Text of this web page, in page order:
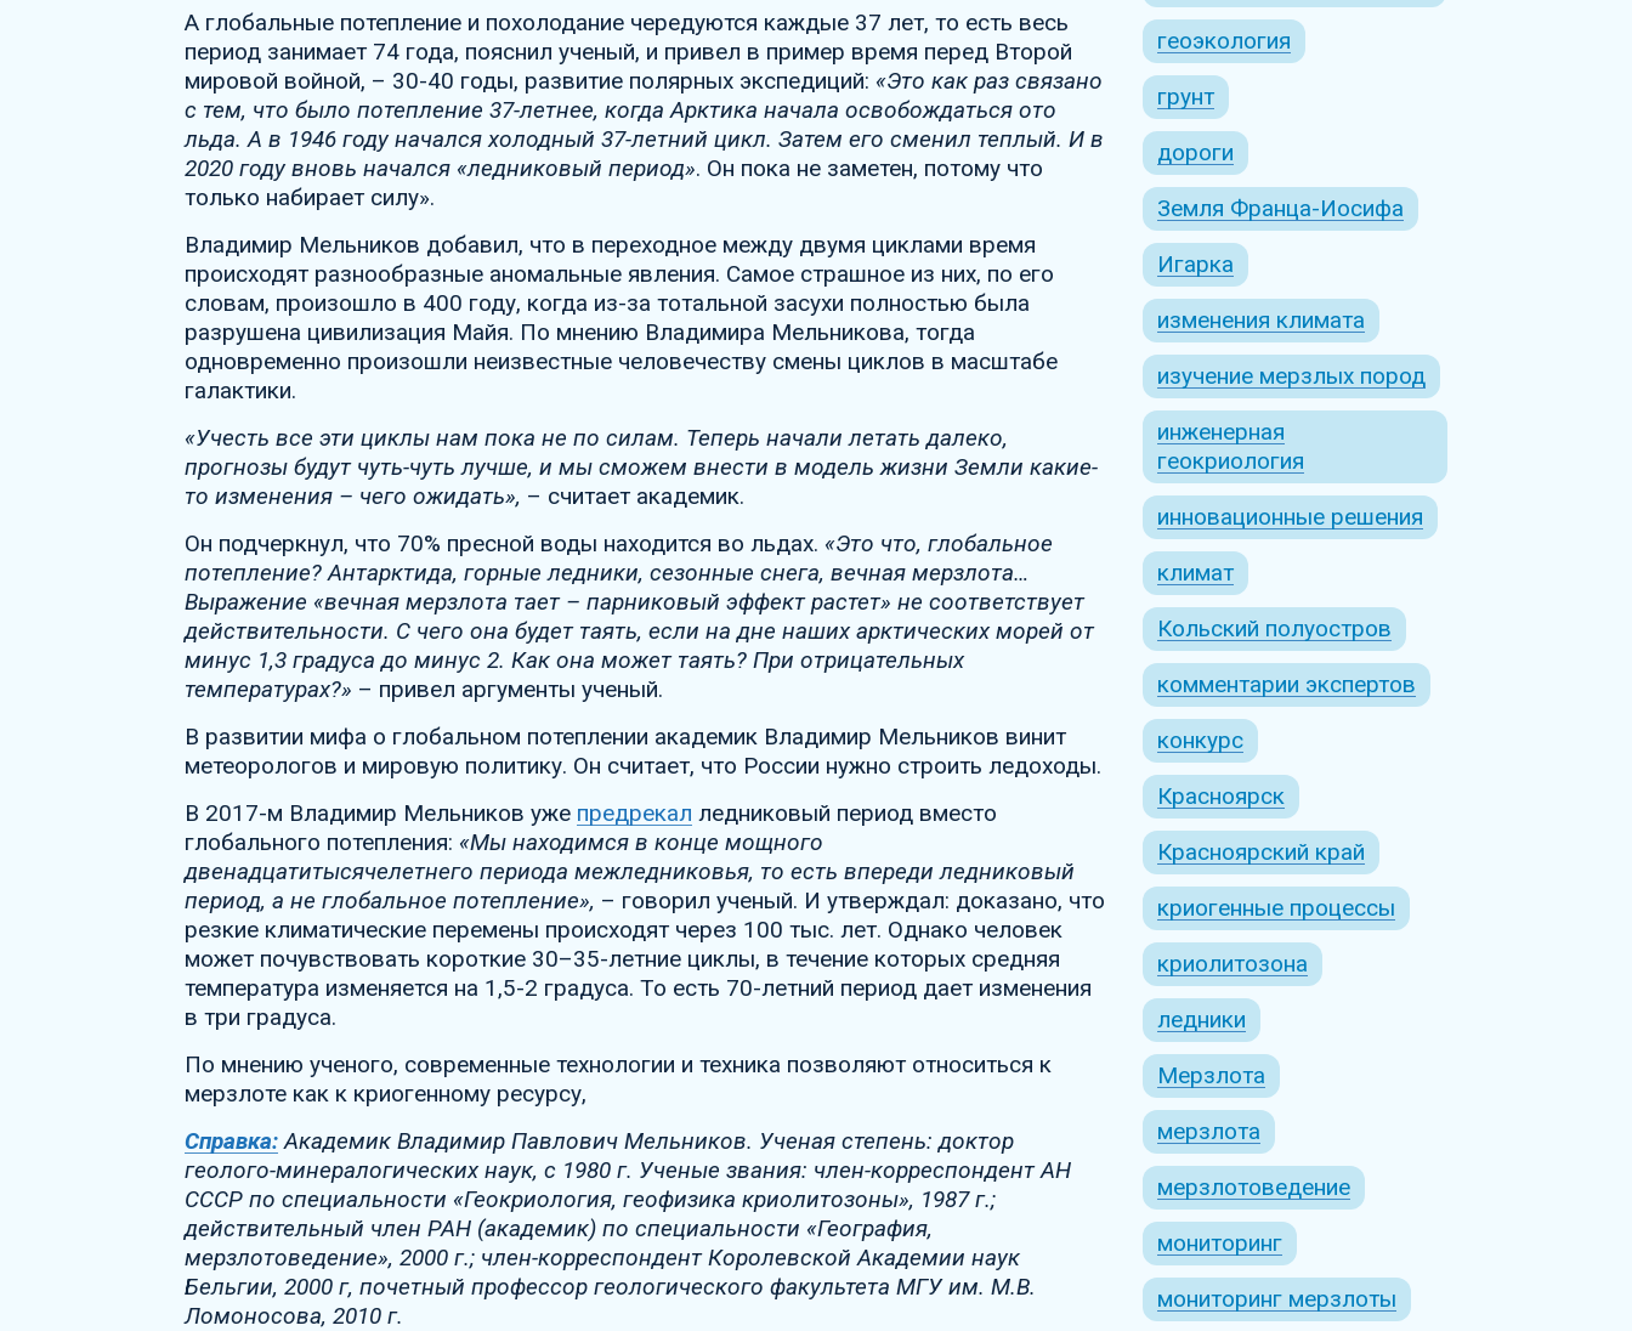
А глобальные потепление и похолодание чередуются каждые 37 лет, то есть весь
период занимает 74 года, пояснил ученый, и привел в пример время перед Второй
мировой войной, – 30-40 годы, развитие полярных экспедиций: «Это как раз связано
с тем, что было потепление 37-летнее, когда Арктика начала освобождаться ото
льда. А в 1946 году начался холодный 37-летний цикл. Затем его сменил теплый. И в
2020 году вновь начался «ледниковый период». Он пока не заметен, потому что
только набирает силу».
Владимир Мельников добавил, что в переходное между двумя циклами время
происходят разнообразные аномальные явления. Самое страшное из них, по его
словам, произошло в 400 году, когда из-за тотальной засухи полностью была
разрушена цивилизация Майя. По мнению Владимира Мельникова, тогда
одновременно произошли неизвестные человечеству смены циклов в масштабе
галактики.
«Учесть все эти циклы нам пока не по силам. Теперь начали летать далеко,
прогнозы будут чуть-чуть лучше, и мы сможем внести в модель жизни Земли какие-
то изменения – чего ожидать», – считает академик.
Он подчеркнул, что 70% пресной воды находится во льдах. «Это что, глобальное
потепление? Антарктида, горные ледники, сезонные снега, вечная мерзлота…
Выражение «вечная мерзлота тает – парниковый эффект растет» не соответствует
действительности. С чего она будет таять, если на дне наших арктических морей от
минус 1,3 градуса до минус 2. Как она может таять? При отрицательных
температурах?» – привел аргументы ученый.
В развитии мифа о глобальном потеплении академик Владимир Мельников винит
метеорологов и мировую политику. Он считает, что России нужно строить ледоходы.
В 2017-м Владимир Мельников уже предрекал ледниковый период вместо
глобального потепления: «Мы находимся в конце мощного
двенадцатитысячелетнего периода межледниковья, то есть впереди ледниковый
период, а не глобальное потепление», – говорил ученый. И утверждал: доказано, что
резкие климатические перемены происходят через 100 тыс. лет. Однако человек
может почувствовать короткие 30–35-летние циклы, в течение которых средняя
температура изменяется на 1,5-2 градуса. То есть 70-летний период дает изменения
в три градуса.
По мнению ученого, современные технологии и техника позволяют относиться к
мерзлоте как к криогенному ресурсу,
Справка:Академик Владимир Павлович Мельников. Ученая степень: доктор
геолого-минералогических наук, с 1980 г. Ученые звания: член-корреспондент АН
СССР по специальности «Геокриология, геофизика криолитозоны», 1987 г.;
действительный член РАН (академик) по специальности «География,
мерзлотоведение», 2000 г.; член-корреспондент Королевской Академии наук
Бельгии, 2000 г, почетный профессор геологического факультета МГУ им. М.В.
Ломоносова, 2010 г.
геоэкология
грунт
дороги
Земля Франца-Иосифа
Игарка
изменения климата
изучение мерзлых пород
инженерная
геокриология
инновационные решения
климат
Кольский полуостров
комментарии экспертов
конкурс
Красноярск
Красноярский край
криогенные процессы
криолитозона
ледники
Мерзлота
мерзлота
мерзлотоведение
мониторинг
мониторинг мерзлоты